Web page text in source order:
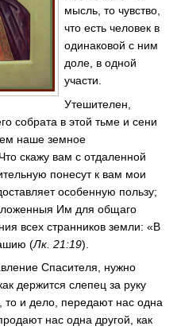
мысль, то чувство,
что есть человек в
одинаковой с ним
доле, в одной
участи.
Утешителен,
собрата в этой тьме и сени
наше земное
скажу вам с отдаленной
понесут к вам мои
особенную пользу;
Им для общаго
всех странников земли: «В
(Лк. 21:19).
Спасителя, нужно
держится слепец за руку
то и дело, передают нас одна
нас одна другой, как